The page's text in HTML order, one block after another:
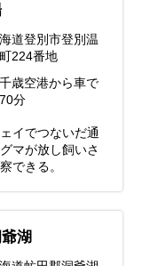
道登別市登別温
224番地
歳空港から車で
分
イでつないだ通
マが放し飼いさ
できる。
湖